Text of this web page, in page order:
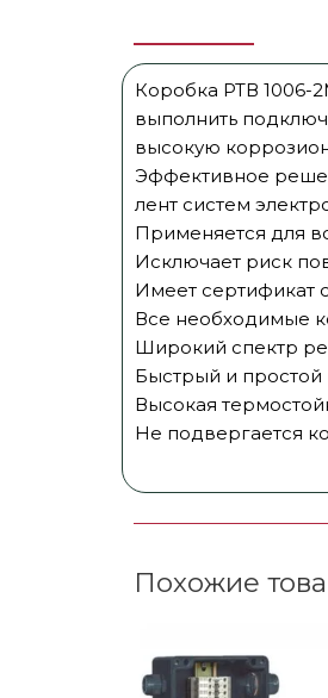
Коробка РТВ 1006-
выполнить
высокую
Эффективное
лент систем
Применяется для
Исключает риск
Имеет сертификат
Все необходимые
Широкий спектр
Быстрый и простой
Высокая
​Не подвергается
Похожие